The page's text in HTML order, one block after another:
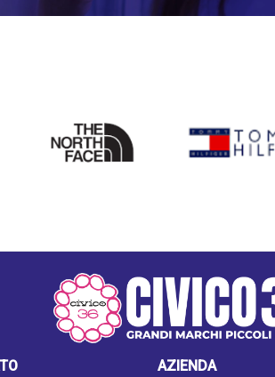
NORTH
FACE
AZIENDA